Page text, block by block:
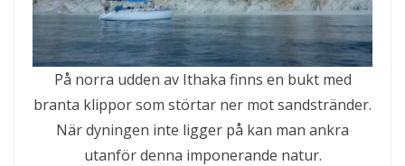
På norra udden av Ithaka finns en bukt med
branta klippor som störtar ner mot sandstränder.
När dyningen inte ligger på kan man ankra
utanför denna imponerande natur.